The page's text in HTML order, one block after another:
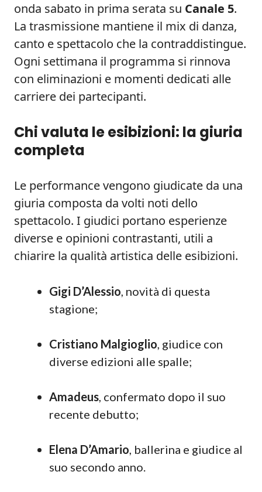
onda sabato in prima serata su Canale 5.
La trasmissione mantiene il mix di danza,
canto e spettacolo che la contraddistingue.
Ogni settimana il programma si rinnova
con eliminazioni e momenti dedicati alle
carriere dei partecipanti.
Chi valuta le esibizioni: la giuria
completa
Le performance vengono giudicate da una
giuria composta da volti noti dello
spettacolo. I giudici portano esperienze
diverse e opinioni contrastanti, utili a
chiarire la qualità artistica delle esibizioni.
Gigi D’Alessio, novità di questa
stagione;
Cristiano Malgioglio, giudice con
diverse edizioni alle spalle;
Amadeus, confermato dopo il suo
recente debutto;
Elena D’Amario, ballerina e giudice al
suo secondo anno.